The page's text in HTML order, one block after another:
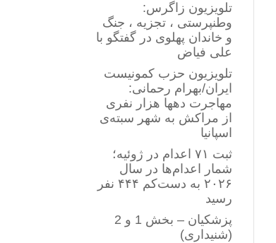
تلویزیون زاگرس:
وطنپرستی ، تجزیه ، جنگ
و خاندان پهلوی در گفتگو با
علی فیاض
تلویزیون حزب کمونیست
ایران/بهرام رحمانی:
مهاجرت دهها هزار نفری
از مراکش به شهر سبته‌ی
اسپانیا
ثبت ۷۱ اعدام در ژوئیه؛
شمار اعدام‌ها در سال
۲۰۲۶ به دست‌کم ۴۴۴ نفر
رسید
پزشکیان – بخش 1 و 2
(شنیداری)